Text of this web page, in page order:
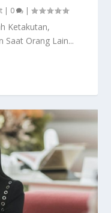
| 0 |
Ketakutan,
Saat Orang Lain...